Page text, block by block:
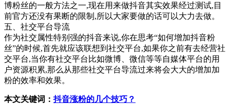
博粉丝的一般方法之一,现在用来做抖音其实效果经过测试,目
前官方还没有果断的限制,所以大家要做的话可以大力去做。
五、社交平台导流
作为社交属性特别强的抖音来说,你在思考“如何增加抖音粉
丝”的时候,首先就应该联想到社交平台,如果你之前有去经营社
交平台,当你有社交平台比如微博、微信等等自媒体平台的用
户资源积累,那么从那些社交平台导流过来将会大大的增加加
粉的效率和效果。
本文关键词：抖音涨粉的几个技巧？